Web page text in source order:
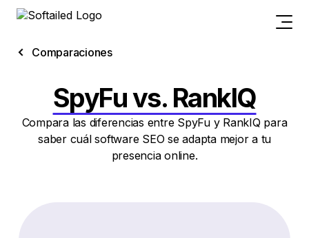
Comparaciones
SpyFu vs. RankIQ
Compara las diferencias entre SpyFu y RankIQ para
saber cuál software SEO se adapta mejor a tu
presencia online.